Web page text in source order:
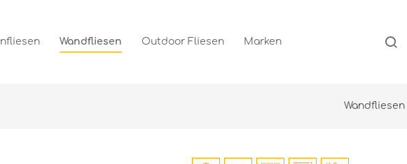
Wandfliesen Outdoor Fliesen Marken
Wandfliesen